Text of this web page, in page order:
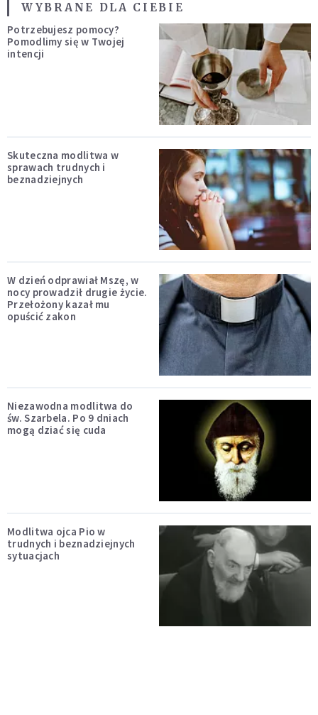
WYBRANE DLA CIEBIE
Potrzebujesz pomocy?
Pomodlimy się w Twojej
intencji
Skuteczna modlitwa w
sprawach trudnych i
beznadziejnych
W dzień odprawiał Mszę, w
nocy prowadził drugie życie.
Przełożony kazał mu
opuścić zakon
Niezawodna modlitwa do
św. Szarbela. Po 9 dniach
mogą dziać się cuda
Modlitwa ojca Pio w
trudnych i beznadziejnych
sytuacjach